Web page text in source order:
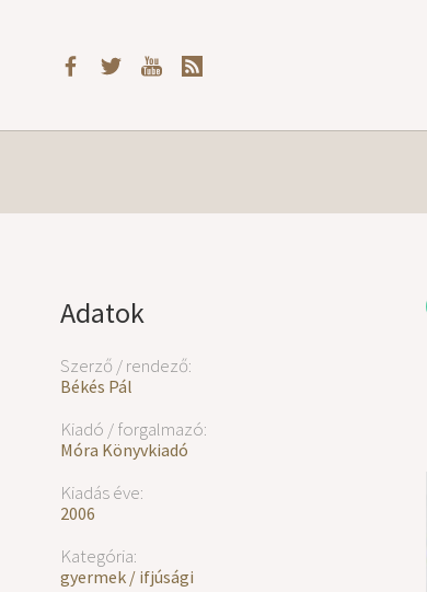
Adatok
Szerző / rendező:
Békés Pál
Kiadó / forgalmazó:
Móra Könyvkiadó
Kiadás éve:
2006
Kategória:
gyermek / ifjúsági